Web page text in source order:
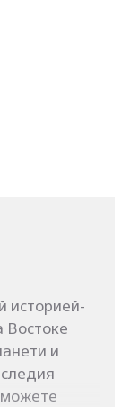
историей-
Востоке
и